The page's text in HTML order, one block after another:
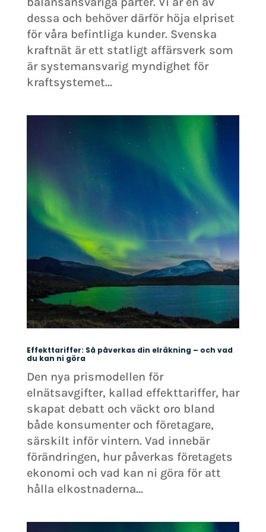
dessa och behöver därför höja elpriset
för våra befintliga kunder. Svenska
kraftnät är ett statligt affärsverk som
är systemansvarig myndighet för
kraftsystemet...
Effekttariffer: Så påverkas din elräkning – och vad
du kan ni göra
Den nya prismodellen för
elnätsavgifter, kallad effekttariffer, har
skapat debatt och väckt oro bland
både konsumenter och företagare,
särskilt inför vintern. Vad innebär
förändringen, hur påverkas företagets
ekonomi och vad kan ni göra för att
hålla elkostnaderna...